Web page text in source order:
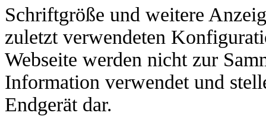
Schriftgröße und weitere
zuletzt verwendeten
Webseite werden nicht zur
Information verwendet und
Endgerät dar.